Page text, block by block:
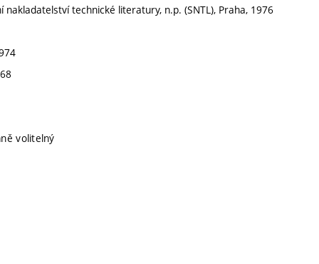
nakladatelství technické literatury, n.p. (SNTL), Praha, 1976
volitelný